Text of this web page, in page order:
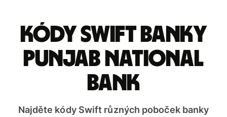
Kódy Swift banky
PUNJAB NATIONAL
BANK
Najděte kódy Swift různých poboček banky